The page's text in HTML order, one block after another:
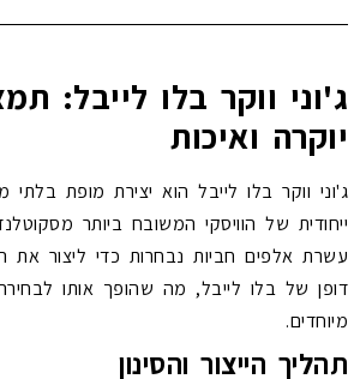
ג'וני ווקר בלו לייבל:
יוקרה ואיכות
ג'וני ווקר בלו לייבל הוא יצירת מופת
ייחודית של הוויסקי המשובח ביותר
עשרת אלפים חביות נבחרות כדי ליצור את
דופן של בלו לייבל, מה שהופך אותו
מיוחדים.
תהליך הייצור והסינון